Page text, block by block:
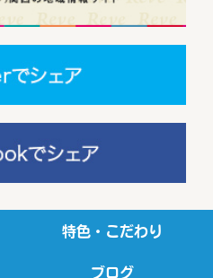
特色・こだわり
ブログ